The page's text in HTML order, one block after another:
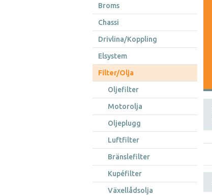
Broms
Chassi
Drivlina/Koppling
Elsystem
Filter/Olja
Oljefilter
Motorolja
Oljeplugg
Luftfilter
Bränslefilter
Kupéfilter
Växellådsolja